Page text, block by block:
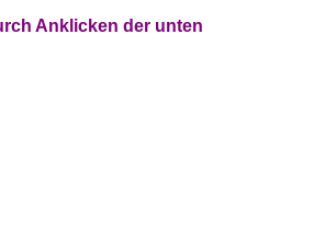
Anklicken der unten